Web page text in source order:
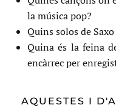
la música pop?
Quins solos de
Quina és la feina
encàrrec per
AQUESTES I